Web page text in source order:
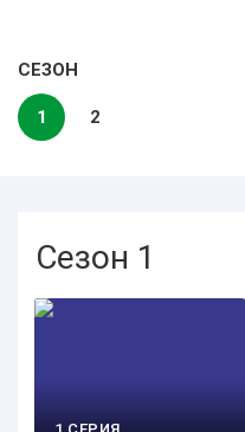
СЕЗОН
1 2
Сезон 1